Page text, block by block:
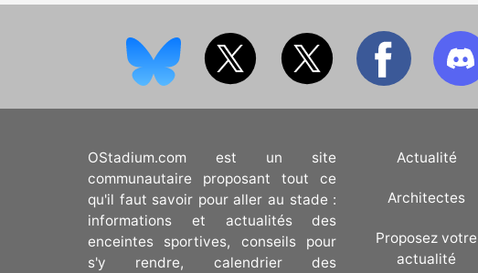
OStadium.com est un site
communautaire proposant tout ce
qu'il faut savoir pour aller au stade :
informations et actualités des
enceintes sportives, conseils pour
s'y rendre, calendrier des
Actualité
Architectes
Proposez votre
actualité